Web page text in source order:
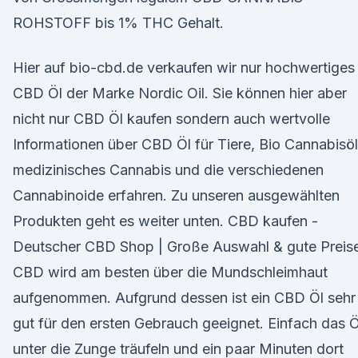
ROHSTOFF bis 1% THC Gehalt.
Hier auf bio-cbd.de verkaufen wir nur hochwertiges
CBD Öl der Marke Nordic Oil. Sie können hier aber
nicht nur CBD Öl kaufen sondern auch wertvolle
Informationen über CBD Öl für Tiere, Bio
medizinisches Cannabis und die verschiedenen
Cannabinoide erfahren. Zu unseren ausgewählten
Produkten geht es weiter unten. CBD kaufen -
Deutscher CBD Shop | Große Auswahl & gute
CBD wird am besten über die Mundschleimhaut
aufgenommen. Aufgrund dessen ist ein CBD Öl sehr
gut für den ersten Gebrauch geeignet. Einfach das
unter die Zunge träufeln und ein paar Minuten dort